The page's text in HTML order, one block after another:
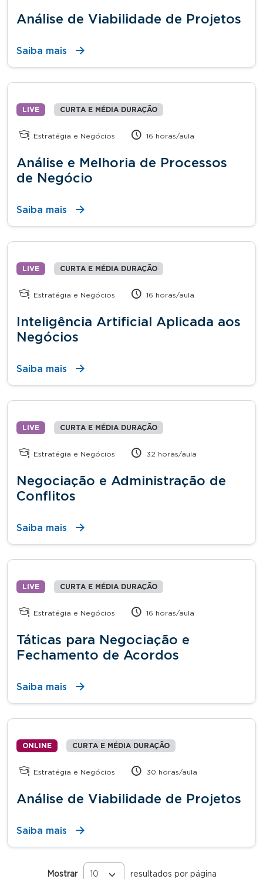
Análise de Viabilidade de Projetos
Saiba mais
LIVE CURTA E MÉDIA DURAÇÃO
Estratégia e Negócios 16 horas/aula
Análise e Melhoria de Processos
de Negócio
Saiba mais
LIVE CURTA E MÉDIA DURAÇÃO
Estratégia e Negócios 16 horas/aula
Inteligência Artificial Aplicada aos
Negócios
Saiba mais
LIVE CURTA E MÉDIA DURAÇÃO
Estratégia e Negócios 32 horas/aula
Negociação e Administração de
Conflitos
Saiba mais
LIVE CURTA E MÉDIA DURAÇÃO
Estratégia e Negócios 16 horas/aula
Táticas para Negociação e
Fechamento de Acordos
Saiba mais
ONLINE CURTA E MÉDIA DURAÇÃO
Estratégia e Negócios 30 horas/aula
Análise de Viabilidade de Projetos
Saiba mais
Mostrar resultados por página